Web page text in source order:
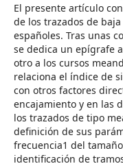
El presente artículo
de los trazados de
españoles. Tras unas
se dedica un epígrafe
otro a los cursos
relaciona el índice de
con otros factores
encajamiento y en las
los trazados de tipo
definición de sus
frecuencia1 del
identificación de